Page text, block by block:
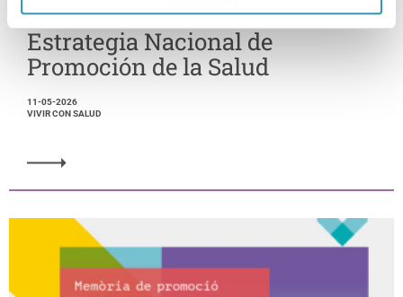
Barcelona se adhiere a la
Estrategia Nacional de
Promoción de la Salud
11-05-2026
VIVIR CON SALUD